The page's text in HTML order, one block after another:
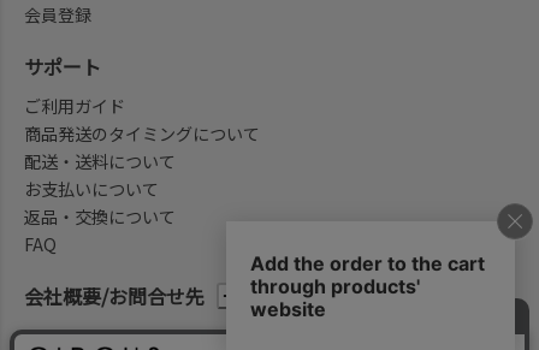
会社概要/お問合せ先
会員登録
サポート
ご利用ガイド
商品発送のタイミングについて
配送・送料について
お支払いについて
返品・交換について
FAQ